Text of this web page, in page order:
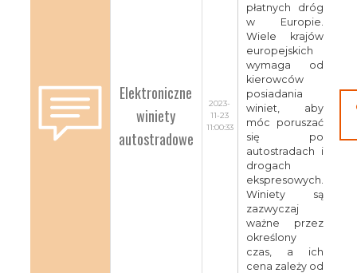
Elektroniczne
winiety
autostradowe
2023-
11-23
11:00:33
płatnych dróg
w Europie.
Wiele krajów
europejskich
wymaga od
kierowców
posiadania
winiet, aby
móc poruszać
się po
autostradach i
drogach
ekspresowych.
Winiety są
zazwyczaj
ważne przez
określony
czas, a ich
cena zależy od